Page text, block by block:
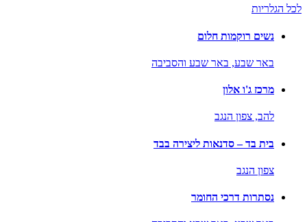
לכל הגלריות
נשים רוקמות חלום
באר שבע, באר שבע והסביבה
מרכז ג'ו אלון
להב, צפון הנגב
בית בד – סדנאות ליצירה בבד
צפון הנגב
נסתרות דרכי החומר